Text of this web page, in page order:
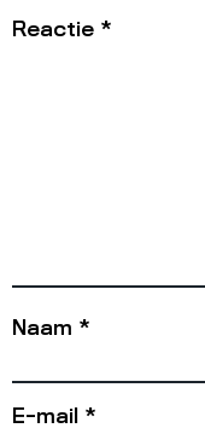
Reactie *
Naam *
E-mail *